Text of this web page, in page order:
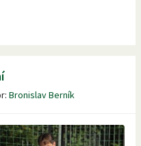
Bronislav Berník